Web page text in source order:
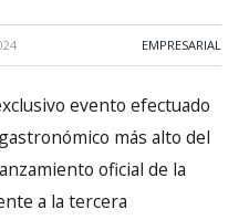
EMPRESARIAL
evento efectuado
más alto del
oficial de la
a la tercera